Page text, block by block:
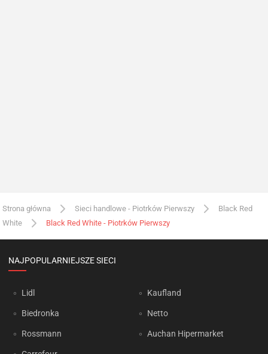
Strona główna Sieci handlowe - Piotrków Pierwszy
Black Red
White
Black Red White - Piotrków Pierwszy
NAJPOPULARNIEJSZE SIECI
Lidl
Biedronka
Rossmann
Kaufland
Netto
Auchan Hipermarket